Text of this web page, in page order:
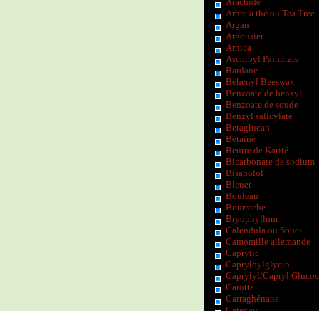
Arbre à thé ou Tea Tree
Argan
Argousier
Arnica
Ascorbyl Palmitate
Bardane
Behenyl Beeswax
Benzoate de benzyl
Benzoate de soude
Benzyl salicylate
Betaglucan
Bétaïne
Beurre de Karité
Bicarbonate de sodium
Bisabolol
Bleuet
Bouleau
Bourrache
Bryophyllum
Calendula ou Souci
Camomille allemande
Caprylic
Capryloylglycin
Caprylyl/Capryl
Carotte
Carraghénane